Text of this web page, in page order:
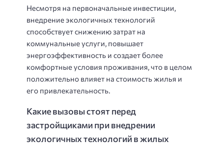
Несмотря на первоначальные инвестиции,
внедрение экологичных технологий
способствует снижению затрат на
коммунальные услуги, повышает
энергоэффективность и создает более
комфортные условия проживания, что в целом
положительно влияет на стоимость жилья и
его привлекательность.
Какие вызовы стоят перед
застройщиками при внедрении
экологичных технологий в жилых